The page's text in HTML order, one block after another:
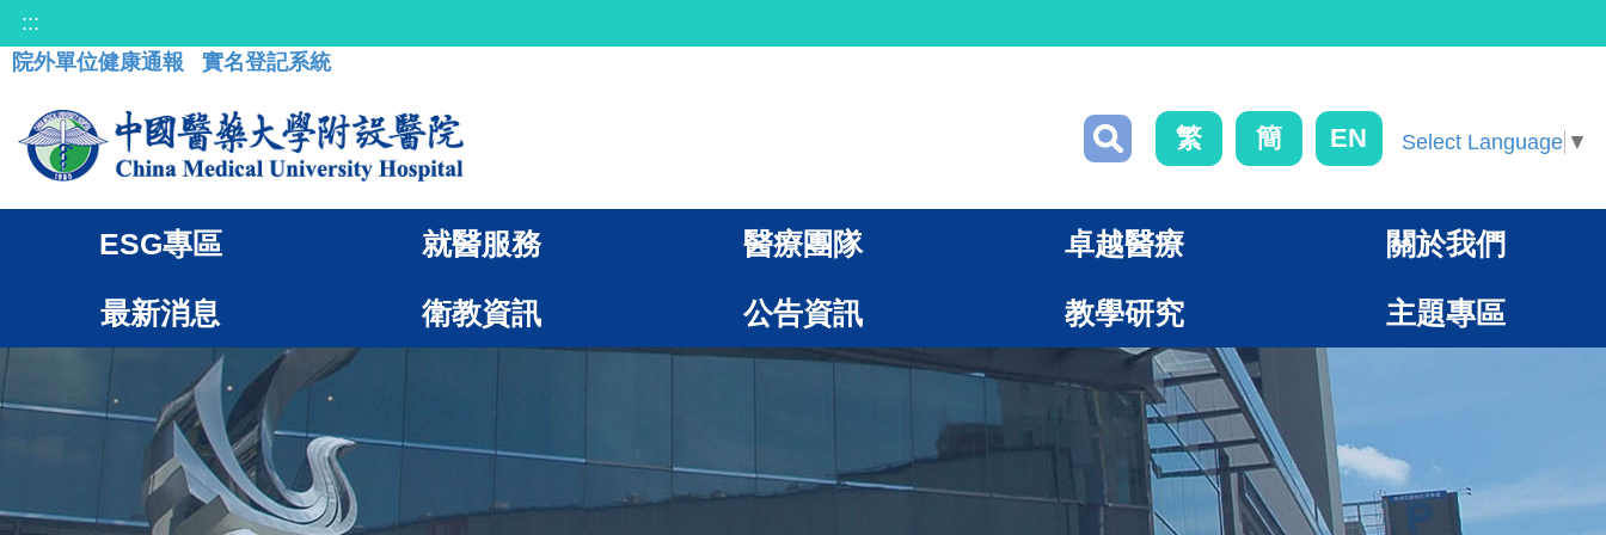
:::
院外單位健康通報
實名登記系統
繁 簡 EN Select Language ▼
ESG專區 就醫服務 醫療團隊 卓越醫療 關於我們
最新消息 衛教資訊 公告資訊 教學研究 主題專區